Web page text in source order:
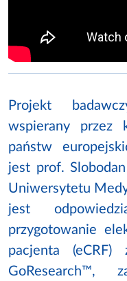
Projekt
wspierany przez
państw
jest prof.
Uniwersytetu
jest
przygotowanie
pacjenta (eCRF)
GoResearch™,